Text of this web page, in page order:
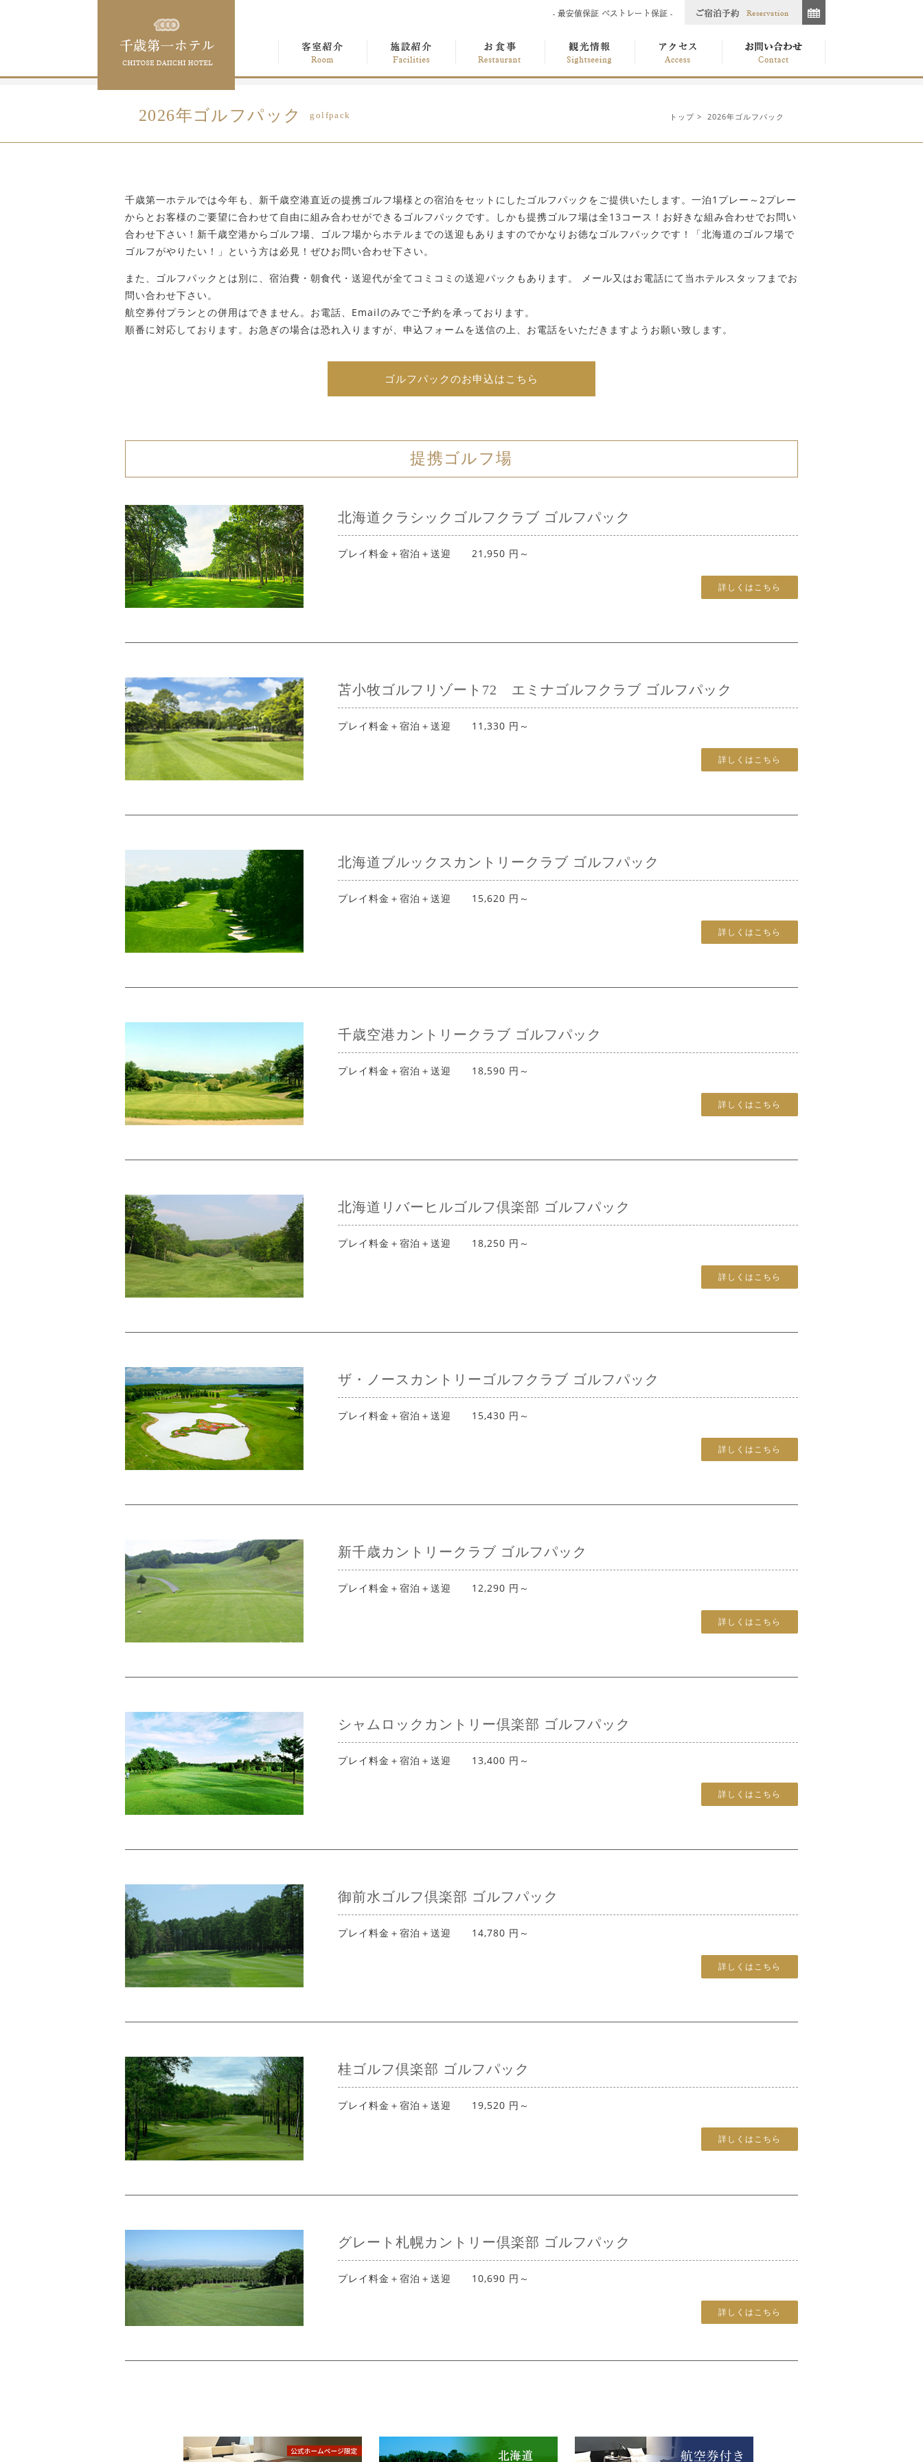
2026年ゴルフパック golfpack トップ > 2026年ゴルフパック
千歳第一ホテルでは今年も、新千歳空港直近の提携ゴルフ場様との宿泊をセットにしたゴルフパックをご提供いたします。一泊1プレー～2プレー
からとお客様のご要望に合わせて自由に組み合わせができるゴルフパックです。しかも提携ゴルフ場は全13コース！お好きな組み合わせでお問い
合わせ下さい！新千歳空港からゴルフ場、ゴルフ場からホテルまでの送迎もありますのでかなりお徳なゴルフパックです！「北海道のゴルフ場で
ゴルフがやりたい！」という方は必見！ぜひお問い合わせ下さい。
また、ゴルフパックとは別に、宿泊費・朝食代・送迎代が全てコミコミの送迎パックもあります。 メール又はお電話にて当ホテルスタッフまでお
問い合わせ下さい。
航空券付プランとの併用はできません。お電話、Emailのみでご予約を承っております。
順番に対応しております。お急ぎの場合は恐れ入りますが、申込フォームを送信の上、お電話をいただきますようお願い致します。
ゴルフパックのお申込はこちら
提携ゴルフ場
北海道クラシックゴルフクラブ ゴルフパック
プレイ料金＋宿泊＋送迎 21,950 円～
詳しくはこちら
苫小牧ゴルフリゾート72 エミナゴルフクラブ ゴルフパック
プレイ料金＋宿泊＋送迎 11,330 円～
詳しくはこちら
北海道ブルックスカントリークラブ ゴルフパック
プレイ料金＋宿泊＋送迎 15,620 円～
詳しくはこちら
千歳空港カントリークラブ ゴルフパック
プレイ料金＋宿泊＋送迎 18,590 円～
詳しくはこちら
北海道リバーヒルゴルフ倶楽部 ゴルフパック
プレイ料金＋宿泊＋送迎 18,250 円～
詳しくはこちら
ザ・ノースカントリーゴルフクラブ ゴルフパック
プレイ料金＋宿泊＋送迎 15,430 円～
詳しくはこちら
新千歳カントリークラブ ゴルフパック
プレイ料金＋宿泊＋送迎 12,290 円～
詳しくはこちら
シャムロックカントリー倶楽部 ゴルフパック
プレイ料金＋宿泊＋送迎 13,400 円～
詳しくはこちら
御前水ゴルフ倶楽部 ゴルフパック
プレイ料金＋宿泊＋送迎 14,780 円～
詳しくはこちら
桂ゴルフ倶楽部 ゴルフパック
プレイ料金＋宿泊＋送迎 19,520 円～
詳しくはこちら
グレート札幌カントリー倶楽部 ゴルフパック
プレイ料金＋宿泊＋送迎 10,690 円～
詳しくはこちら